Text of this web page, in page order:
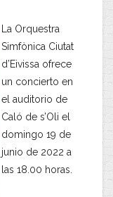
La Orquestra
Simfònica Ciutat
d’Eivissa ofrece
un concierto en
el auditorio de
Caló de s’Oli el
domingo 19 de
junio de 2022 a
las 18.00 horas.